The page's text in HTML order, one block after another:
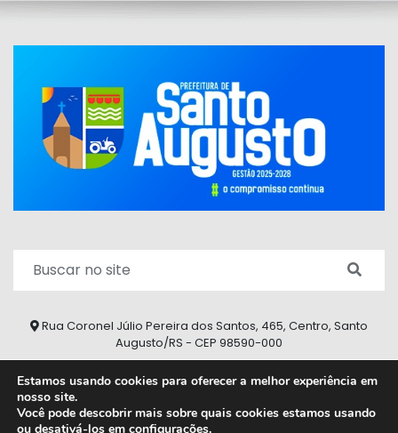
Rua Coronel Júlio Pereira dos Santos, 465, Centro, Santo
Augusto/RS - CEP 98590-000
Estamos usando cookies para oferecer a melhor experiência em
nosso site.
Você pode descobrir mais sobre quais cookies estamos usando
ou desativá-los em configurações.